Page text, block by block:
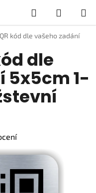
Hledat
KOŠÍK
kód dle vašeho zadání
dle
5x5cm 1-